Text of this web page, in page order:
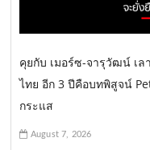
คุยกับ เมอร์ซ-จารุวัฒน์ เล
ไทย อีก 3 ปีคือบทพิสูจน์
กระแส
August 7, 2026